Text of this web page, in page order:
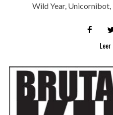
Wild Year,
Leer